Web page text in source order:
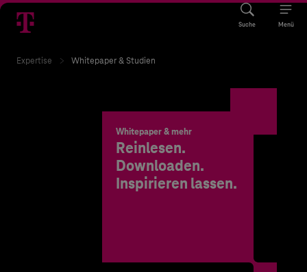
Suche Menü
Expertise Whitepaper & Studien
Whitepaper & mehr
Reinlesen.
Downloaden.
Inspirieren lassen.